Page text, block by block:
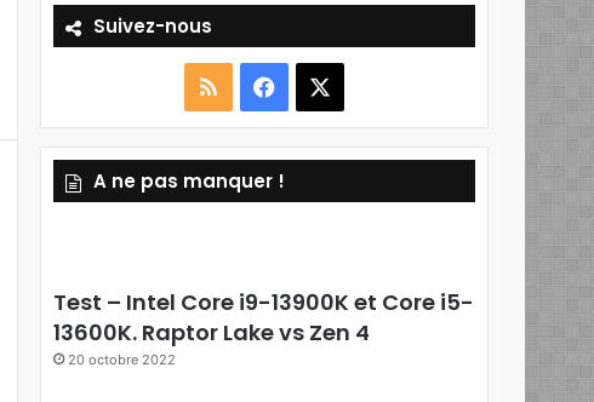
Suivez-nous
S
S
a
c
o
A ne pas manquer !
Test – Intel Core i9-13900K et Core i5-
13600K. Raptor Lake vs Zen 4
20 octobre 2022